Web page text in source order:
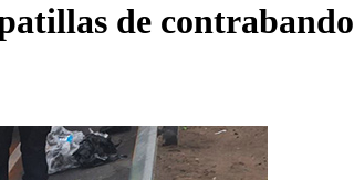
de contrabando